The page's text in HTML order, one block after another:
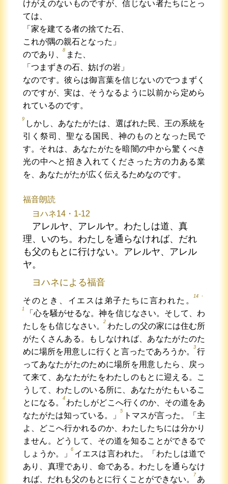
けがえのないものですが、信じない者たちにとっ
ては、
「家を建てる者の捨てた石、
これが隅の親石となった」
のであり、
8
また、
「つまずきの石、妨げの岩」
なのです。彼らは御言葉を信じないのでつまずく
のですが、実は、そうなるように以前から定めら
れているのです。
9
しかし、あなたがたは、選ばれた民、王の系統を
引く祭司、聖なる国民、神のものとなった民で
す。それは、あなたがたを暗闇の中から驚くべき
光の中へと招き入れてくださった方の力ある業
を、あなたがたが広く伝えるためなのです。
福音朗読
ヨハネ14・1-12
アレルヤ、アレルヤ。わたしは道、真
理、いのち。わたしを通らなければ、だれ
も父のもとに行けない。アレルヤ、アレル
ヤ。
ヨハネによる福音
そのとき、イエスは弟子たちに言われた。
14・
1
「心を騒がせるな。神を信じなさい。そして、わ
たしをも信じなさい。
2
わたしの父の家には住む所
がたくさんある。もしなければ、あなたがたのた
めに場所を用意しに行くと言ったであろうか。
3
行
ってあなたがたのために場所を用意したら、戻っ
て来て、あなたがたをわたしのもとに迎える。こ
うして、わたしのいる所に、あなたがたもいるこ
とになる。
4
わたしがどこへ行くのか、その道をあ
なたがたは知っている。」
5
トマスが言った。「主
よ、どこへ行かれるのか、わたしたちには分かり
ません。どうして、その道を知ることができるで
しょうか。」
6
イエスは言われた。「わたしは道で
あり、真理であり、命である。わたしを通らなけ
れば、だれも父のもとに行くことができない。
7
あ